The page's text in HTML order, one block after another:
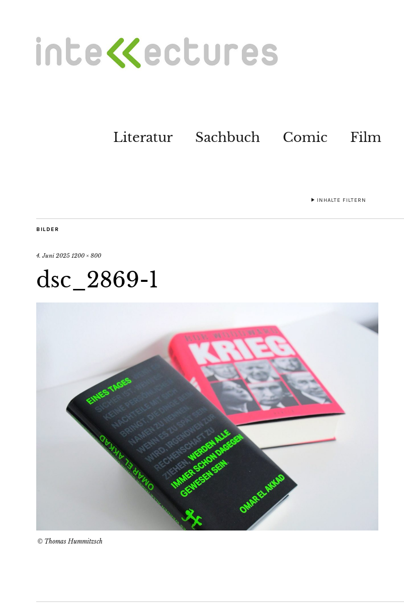
Literatur Sachbuch Comic Film
INHALTE FILTERN
BILDER
4. Juni 2025 1200 × 800
dsc_2869-1
© Thomas Hummitzsch